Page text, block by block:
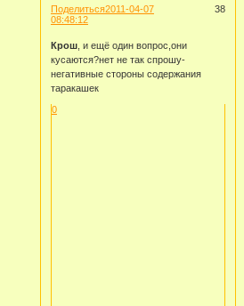
Поделиться 38
2011-04-07
08:48:12
Крош, и ещё один вопрос,они
кусаются?нет не так спрошу-
негативные стороны содержания
таракашек
0